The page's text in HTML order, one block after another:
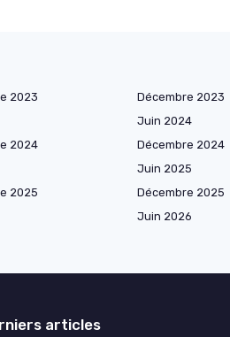
2023 Décembre 2023
Juin 2024
2024 Décembre 2024
Juin 2025
2025 Décembre 2025
Juin 2026
articles